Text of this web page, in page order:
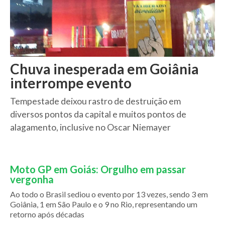
Chuva inesperada em Goiânia
interrompe evento
Tempestade deixou rastro de destruição em
diversos pontos da capital e muitos pontos de
alagamento, inclusive no Oscar Niemayer
Moto GP em Goiás: Orgulho em passar
vergonha
Ao todo o Brasil sediou o evento por 13 vezes, sendo 3 em
Goiânia, 1 em São Paulo e o 9 no Rio, representando um
retorno após décadas